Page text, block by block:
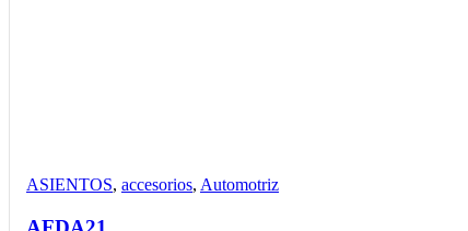
ASIENTOS, accesorios, Automotriz